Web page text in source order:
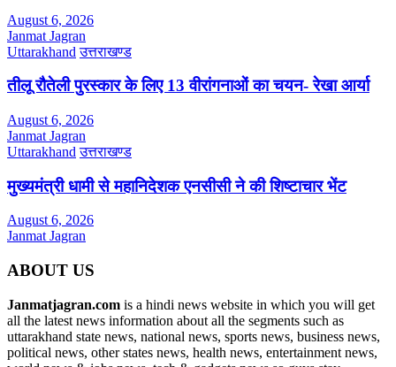
August 6, 2026
Janmat Jagran
Uttarakhand उत्तराखण्ड
तीलू रौतेली पुरस्कार के लिए 13 वीरांगनाओं का चयन- रेखा आर्या
August 6, 2026
Janmat Jagran
Uttarakhand उत्तराखण्ड
मुख्यमंत्री धामी से महानिदेशक एनसीसी ने की शिष्टाचार भेंट
August 6, 2026
Janmat Jagran
ABOUT US
Janmatjagran.com is a hindi news website in which you will get
all the latest news information about all the segments such as
uttarakhand state news, national news, sports news, business news,
political news, other states news, health news, entertainment news,